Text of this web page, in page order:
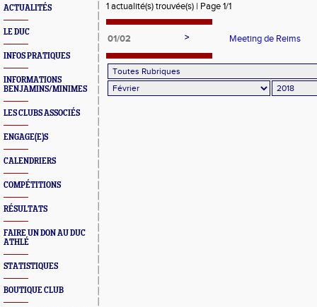
ACTUALITÉS
LE DUC
INFOS PRATIQUES
INFORMATIONS
BENJAMINS/MINIMES
LES CLUBS ASSOCIÉS
ENGAGE(E)S
CALENDRIERS
COMPÉTITIONS
RÉSULTATS
FAIRE UN DON AU DUC
ATHLÉ
STATISTIQUES
BOUTIQUE CLUB
1 actualité(s) trouvée(s) | Page 1/1
01/02 > Meeting de Reims